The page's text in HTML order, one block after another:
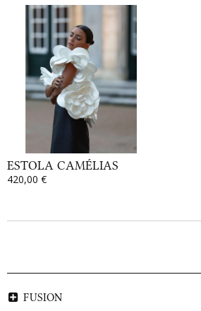
ESTOLA CAMÉLIAS
420,00 €
FUSION